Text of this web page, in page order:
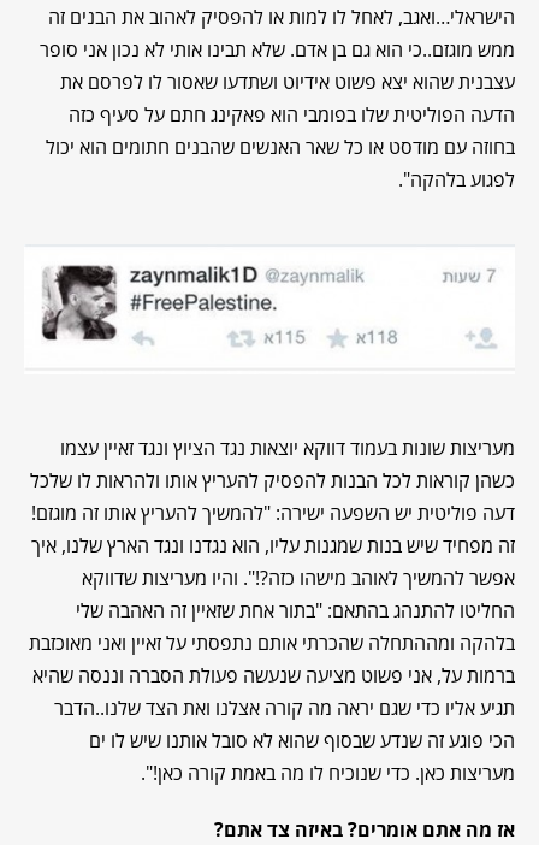
הישראלי…ואגב, לאחל לו למות או להפסיק לאהוב את הבנים זה
ממש מוגזם..כי הוא גם בן אדם. שלא תבינו אותי לא נכון אני סופר
עצבנית שהוא יצא פשוט אידיוט ושתדעו שאסור לו לפרסם את
הדעה הפוליטית שלו בפומבי הוא פאקינג חתם על סעיף כזה
בחוזה עם מודסט או כל שאר האנשים שהבנים חתומים הוא יכול
לפגוע בלהקה".
מעריצות שונות בעמוד דווקא יוצאות נגד הציוץ ונגד זאיין עצמו
כשהן קוראות לכל הבנות להפסיק להעריץ אותו ולהראות לו שלכל
דעה פוליטית יש השפעה ישירה: "להמשיך להעריץ אותו זה מוגזם!
זה מפחיד שיש בנות שמגנות עליו, הוא נגדנו ונגד הארץ שלנו, איך
אפשר להמשיך לאוהב מישהו כזה?!". והיו מעריצות שדווקא
החליטו להתנהג בהתאם: "בתור אחת שזאיין זה האהבה שלי
בלהקה ומההתחלה שהכרתי אותם נתפסתי על זאיין ואני מאוכזבת
ברמות על, אני פשוט מציעה שנעשה פעולת הסברה וננסה שהיא
תגיע אליו כדי שגם יראה מה קורה אצלנו ואת הצד שלנו..הדבר
הכי פוגע זה שנדע שבסוף שהוא לא סובל אותנו שיש לו ים
מעריצות כאן. כדי שנוכיח לו מה באמת קורה כאן!".
אז מה אתם אומרים? באיזה צד אתם?